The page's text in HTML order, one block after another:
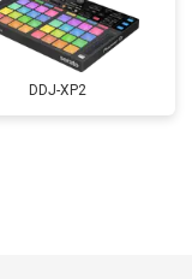
DDJ-XP2